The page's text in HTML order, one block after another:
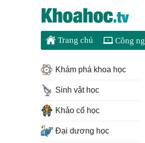
Trang chủ Công
Khám phá khoa học
Sinh vật học
Khảo cổ học
Đại dương học